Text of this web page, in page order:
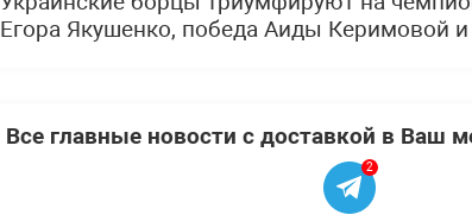
Егора Якушенко, победа Аиды Керимовой
Все главные новости с доставкой в Ваш
2